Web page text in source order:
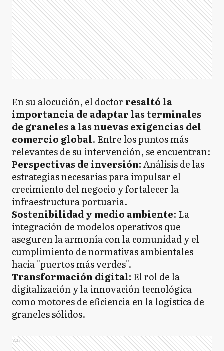
En su alocución, el doctor resaltó la
importancia de adaptar las terminales
de graneles a las nuevas exigencias del
comercio global. Entre los puntos más
relevantes de su intervención, se encuentran:
Perspectivas de inversión:Análisis de las
estrategias necesarias para impulsar el
crecimiento del negocio y fortalecer la
infraestructura portuaria.
Sostenibilidad y medio ambiente: La
integración de modelos operativos que
aseguren la armonía con la comunidad y el
cumplimiento de normativas ambientales
hacia "puertos más verdes".
Transformación digital: El rol de la
digitalización y la innovación tecnológica
como motores de eficiencia en la logística de
graneles sólidos.
Ads